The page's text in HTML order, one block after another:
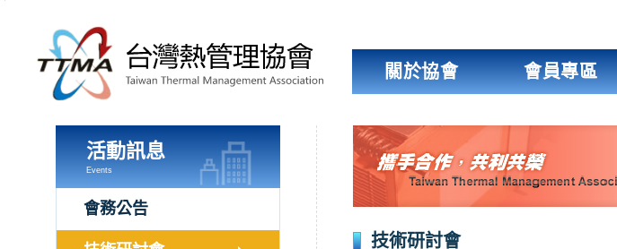
跳
關於協會 會員專區
活動訊息
Events
會務公告
技術研討會